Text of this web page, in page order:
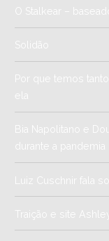
O Stalkear –
Por que temos
ela
Bia Napolitano e
durante a pandemia
Luiz Cuschnir fala
Traição e site